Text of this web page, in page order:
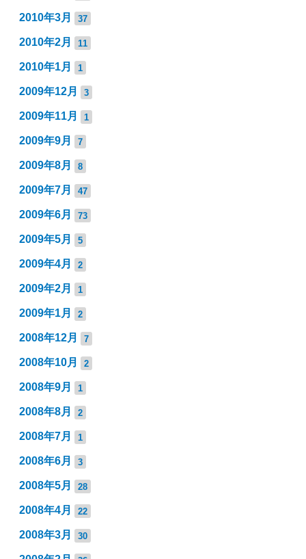
2010年3月 37
2010年2月 11
2010年1月 1
2009年12月 3
2009年11月 1
2009年9月 7
2009年8月 8
2009年7月 47
2009年6月 73
2009年5月 5
2009年4月 2
2009年2月 1
2009年1月 2
2008年12月 7
2008年10月 2
2008年9月 1
2008年8月 2
2008年7月 1
2008年6月 3
2008年5月 28
2008年4月 22
2008年3月 30